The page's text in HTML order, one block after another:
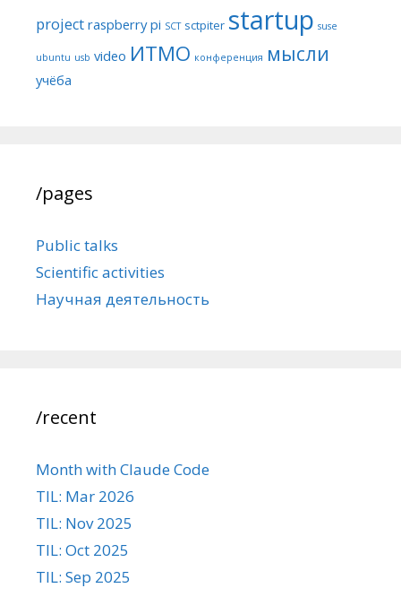
project raspberry pi SCT sctpiter startup suse
ubuntu usb video ИТМО конференция мысли
учёба
/pages
Public talks
Scientific activities
Научная деятельность
/recent
Month with Claude Code
TIL: Mar 2026
TIL: Nov 2025
TIL: Oct 2025
TIL: Sep 2025